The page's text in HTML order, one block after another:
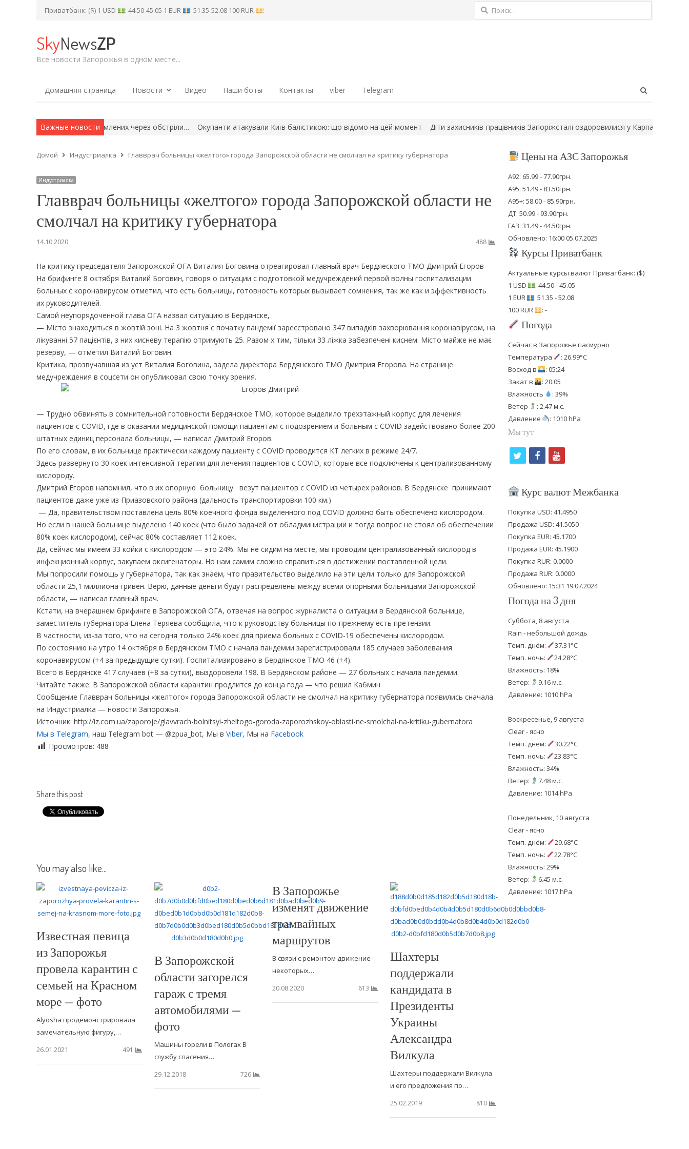
Приватбанк: ($) 1 USD : 44.50-45.05 1 EUR : 51.35-52.08 100 RUR : - Найти:
SkyNewsZP
Все новости Запорожья в одном месте...
Домашняя страница Новости Видео Наши боты Контакты viber Telegram
Важные новости
родин, знеструмлених через обстріли… Окупанти атакували Київ балістикою: що відомо на цей момент Діти захисників-працівників Запоріжсталі оздоровилися у Карпатах за програмою
Домой Индустриалка Главврач больницы «желтого» города Запорожской области не смолчал на критику губернатора
Индустриалка
Главврач больницы «желтого» города Запорожской области не
смолчал на критику губернатора
14.10.2020 488
На критику председателя Запорожской ОГА Виталия Боговина отреагировал главный врач Бердяеского ТМО Дмитрий Егоров
На брифинге 8 октября Виталий Боговин, говоря о ситуации с подготовкой медучреждений первой волны госпитализации
больных с коронавирусом отметил, что есть больницы, готовность которых вызывает сомнения, так же как и эффективность
их руководителей.
Самой неупорядоченной глава ОГА назвал ситуацию в Бердянске,
— Місто знаходиться в жовтій зоні. На 3 жовтня с початку пандемії зареєстровано 347 випадків захворювання коронавірусом, на
лікуванні 57 пацієнтів, з них кисневу терапію отримують 25. Разом х тим, тільки 33 ліжка забезпечені киснем. Місто майже не має
резерву, — отметил Виталий Боговин.
Критика, прозвучавшая из уст Виталия Боговина, задела директора Бердянского ТМО Дмитрия Егорова. На странице
медучреждения в соцсети он опубликовал свою точку зрения.
— Трудно обвинять в сомнительной готовности Бердянское ТМО, которое выделило трехэтажный корпус для лечения
пациентов с COVID, где в оказании медицинской помощи пациентам с подозрением и больным с COVID задействовано более 200
штатных единиц персонала больницы, — написал Дмитрий Егоров.
По его словам, в их больнице практически каждому пациенту с COVID проводится КТ легких в режиме 24/7.
Здесь развернуто 30 коек интенсивной терапии для лечения пациентов с COVID, которые все подключены к централизованному
кислороду.
Дмитрий Егоров напомнил, что в их опорную больницу везут пациентов с COVID из четырех районов. В Бердянске принимают
пациентов даже уже из Приазовского района (дальность транспортировки 100 км.)
— Да, правительством поставлена цель 80% коечного фонда выделенного под COVID должно быть обеспечено кислородом.
Но если в нашей больнице выделено 140 коек (что было задачей от обладминистрации и тогда вопрос не стоял об обеспечении
80% коек кислородом), сейчас 80% составляет 112 коек.
Да, сейчас мы имеем 33 койки с кислородом — это 24%. Мы не сидим на месте, мы проводим централизованный кислород в
инфекционный корпус, закупаем оксигенаторы. Но нам самим сложно справиться в достижении поставленной цели.
Мы попросили помощь у губернатора, так как знаем, что правительство выделило на эти цели только для Запорожской
области 25,1 миллиона гривен. Верю, данные деньги будут распределены между всеми опорными больницами Запорожской
области, — написал главный врач.
Кстати, на вчерашнем брифинге в Запорожской ОГА, отвечая на вопрос журналиста о ситуации в Бердянской больнице,
заместитель губернатора Елена Теряева сообщила, что к руководству больницы по-прежнему есть претензии.
В частности, из-за того, что на сегодня только 24% коек для приема больных с COVID-19 обеспечены кислородом.
По состоянию на утро 14 октября в Бердянском ТМО с начала пандемии зарегистрировали 185 случаев заболевания
коронавирусом (+4 за предыдущие сутки). Госпитализировано в Бердянское ТМО 46 (+4).
Всего в Бердянске 417 случаев (+8 за сутки), выздоровели 198. В Бердянском районе — 27 больных с начала пандемии.
Читайте также: В Запорожской области карантин продлится до конца года — что решил Кабмин
Сообщение Главврач больницы «желтого» города Запорожской области не смолчал на критику губернатора появились сначала
на Индустриалка — новости Запорожья.
Источник: http://iz.com.ua/zaporoje/glavvrach-bolnitsyi-zheltogo-goroda-zaporozhskoy-oblasti-ne-smolchal-na-kritiku-gubernatora
Мы в Telegram, наш Telegram bot — @zpua_bot, Мы в Viber, Мы на Facebook
Просмотров: 488
Share this post
You may also like...
Известная певица
из Запорожья
провела карантин с
семьей на Красном
море — фото
Alyosha продемонстрировала
замечательную фигуру,…
26.01.2021
491
В Запорожской
области загорелся
гараж с тремя
автомобилями —
фото
Машины горели в Пологах В
службу спасения…
29.12.2018
726
В Запорожье
изменят движение
трамвайных
маршрутов
В связи с ремонтом движение
некоторых…
20.08.2020
613
Шахтеры
поддержали
кандидата в
Президенты
Украины
Александра
Вилкула
Шахтеры поддержали Вилкула
и его предложения по…
25.02.2019
810
Цены на АЗС Запорожья
А92: 65.99 - 77.90грн.
А95: 51.49 - 83.50грн.
А95+: 58.00 - 85.90грн.
ДТ: 50.99 - 93.90грн.
ГАЗ: 31.49 - 44.50грн.
Обновлено: 16:00 05.07.2025
Курсы Приватбанк
Актуальные курсы валют Приватбанк: ($)
1 USD
: 44.50 - 45.05
1 EUR
: 51.35 - 52.08
100 RUR
: -
Погода
Сейчас в Запорожье пасмурно
Температура
: 26.99°C
Восход в
: 05:24
Закат в
: 20:05
Влажность
: 39%
Ветер
: 2.47 м.с.
Давление
: 1010 hPa
Мы тут
i
t
e
r
f
c
b
o
o
k
y
u
u
b
e
Курс валют Межбанка
Покупка USD: 41.4950
Продажа USD: 41.5050
Покупка EUR: 45.1700
Продажа EUR: 45.1900
Покупка RUR: 0.0000
Продажа RUR: 0.0000
Обновлено: 15:31 19.07.2024
Погода на 3 дня
Суббота, 8 августа
Rain - небольшой дождь
Темп. днём:
37.31°C
Темп. ночь:
24.28°C
Влажность: 18%
Ветер:
9.16 м.с.
Давление: 1010 hPa
Воскресенье, 9 августа
Clear - ясно
Темп. днём:
30.22°C
Темп. ночь:
23.83°C
Влажность: 34%
Ветер:
7.48 м.с.
Давление: 1014 hPa
Понедельник, 10 августа
Clear - ясно
Темп. днём:
29.68°C
Темп. ночь:
22.78°C
Влажность: 29%
Ветер:
6.45 м.с.
Давление: 1017 hPa